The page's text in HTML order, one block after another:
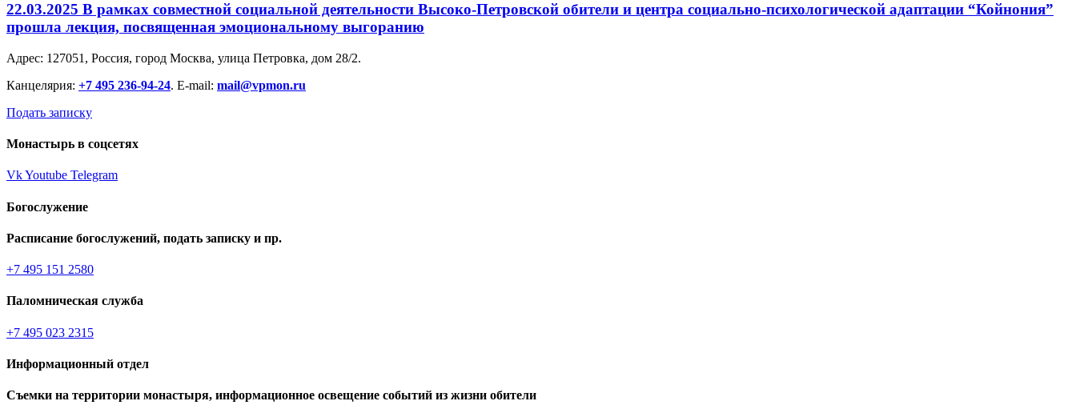
22.03.2025 В рамках совместной социальной деятельности Высоко-Петровской обители и центра социально-психологической адаптации “Койнония”
прошла лекция, посвященная эмоциональному выгоранию
Адрес: 127051, Россия, город Москва, улица Петровка, дом 28/2.
Канцелярия: +7 495 236-94-24. E-mail: mail@vpmon.ru
Подать записку
Монастырь в соцсетях
VkYoutube Telegram
Богослужение
Расписание богослужений, подать записку и пр.
+7 495 151 2580
Паломническая служба
+7 495 023 2315
Информационный отдел
Съемки на территории монастыря, информационное освещение событий из жизни обители